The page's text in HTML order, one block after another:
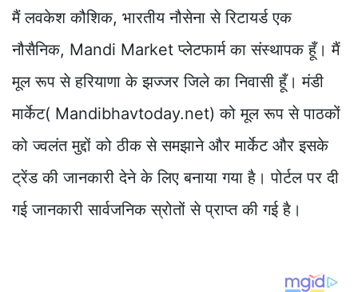
मैं लवकेश कौशिक, भारतीय नौसेना से रिटायर्ड एक
नौसैनिक, Mandi Market प्लेटफार्म का संस्थापक हूँ। मैं
मूल रूप से हरियाणा के झज्जर जिले का निवासी हूँ। मंडी
मार्केट( Mandibhavtoday.net) को मूल रूप से पाठकों
को ज्वलंत मुद्दों को ठीक से समझाने और मार्केट और इसके
ट्रेंड की जानकारी देने के लिए बनाया गया है। पोर्टल पर दी
गई जानकारी सार्वजनिक स्रोतों से प्राप्त की गई है।